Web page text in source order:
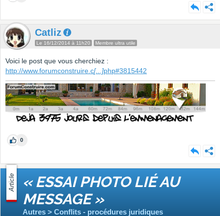
Catliz
Le 16/12/2014 à 11h20 Membre ultra utile
Voici le post que vous cherchiez :
http://www.forumconstruire.c[...]php#3815442
0
Article « ESSAI PHOTO LIÉ AU
MESSAGE »
Autres > Conflits - procédures juridiques